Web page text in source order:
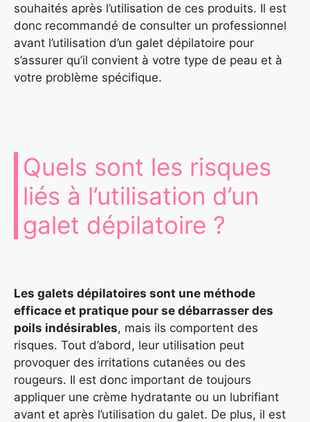
souhaités après l’utilisation de ces produits. Il est
donc recommandé de consulter un professionnel
avant l’utilisation d’un galet dépilatoire pour
s’assurer qu’il convient à votre type de peau et à
votre problème spécifique.
Quels sont les risques
liés à l’utilisation d’un
galet dépilatoire ?
Les galets dépilatoires sont une méthode
efficace et pratique pour se débarrasser des
poils indésirables, mais ils comportent des
risques. Tout d’abord, leur utilisation peut
provoquer des irritations cutanées ou des
rougeurs. Il est donc important de toujours
appliquer une crème hydratante ou un lubrifiant
avant et après l’utilisation du galet. De plus, il est